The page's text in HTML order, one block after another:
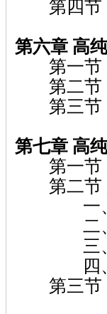
第四节
第六章 高
第一节
第二节
第三节
第七章 高
第一节
第二节
一、
二、
三、
四、
第三节